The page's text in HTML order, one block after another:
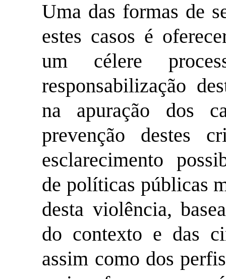
Uma das formas de
estes casos é
um célere
responsabilização
na apuração dos
prevenção destes
esclarecimento
de políticas públicas
desta violência,
do contexto e das
assim como dos